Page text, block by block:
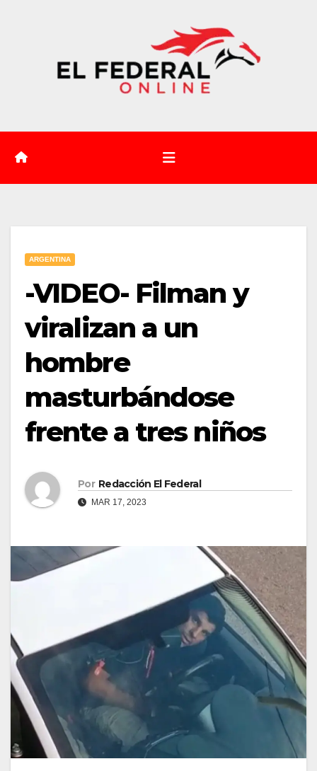
ARGENTINA
-VIDEO- Filman y
viralizan a un
hombre
masturbándose
frente a tres niños
Por Redacción El Federal
MAR 17, 2023